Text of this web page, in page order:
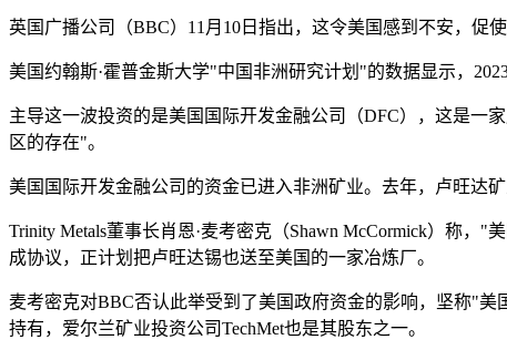
英国广播公司（BBC）11月10日指出，这令美国感到不安，促
美国约翰斯·霍普金斯大学"中国非洲研究计划"的数据显示，
主导这一波投资的是美国国际开发金融公司（DFC），这是一
区的存在"。
美国国际开发金融公司的资金已进入非洲矿业。去年，卢旺达
Trinity Metals董事长肖恩·麦考密克（Shawn McCormick）称
成协议，正计划把卢旺达锡也送至美国的一家冶炼厂。
麦考密克对BBC否认此举受到了美国政府资金的影响，坚称"
持有，爱尔兰矿业投资公司TechMet也是其股东之一。